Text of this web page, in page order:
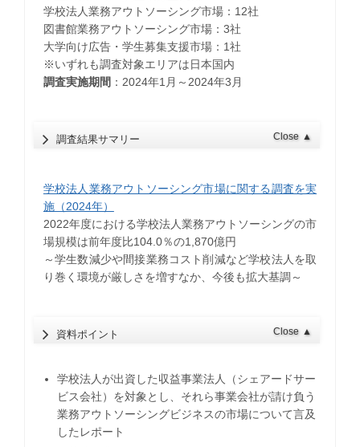
学校法人業務アウトソーシング市場：12社
図書館業務アウトソーシング市場：3社
大学向け広告・学生募集支援市場：1社
※いずれも調査対象エリアは日本国内
調査実施期間 ：2024年1月～2024年3月
調査結果サマリー Close ▲
学校法人業務アウトソーシング市場に関する調査を実
施（2024年）
2022年度における学校法人業務アウトソーシングの市
場規模は前年度比104.0％の1,870億円
～学生数減少や間接業務コスト削減など学校法人を取
り巻く環境が厳しさを増すなか、今後も拡大基調～
資料ポイント Close ▲
学校法人が出資した収益事業法人（シェアードサー
ビス会社）を対象とし、それら事業会社が請け負う
業務アウトソーシングビジネスの市場について言及
したレポート